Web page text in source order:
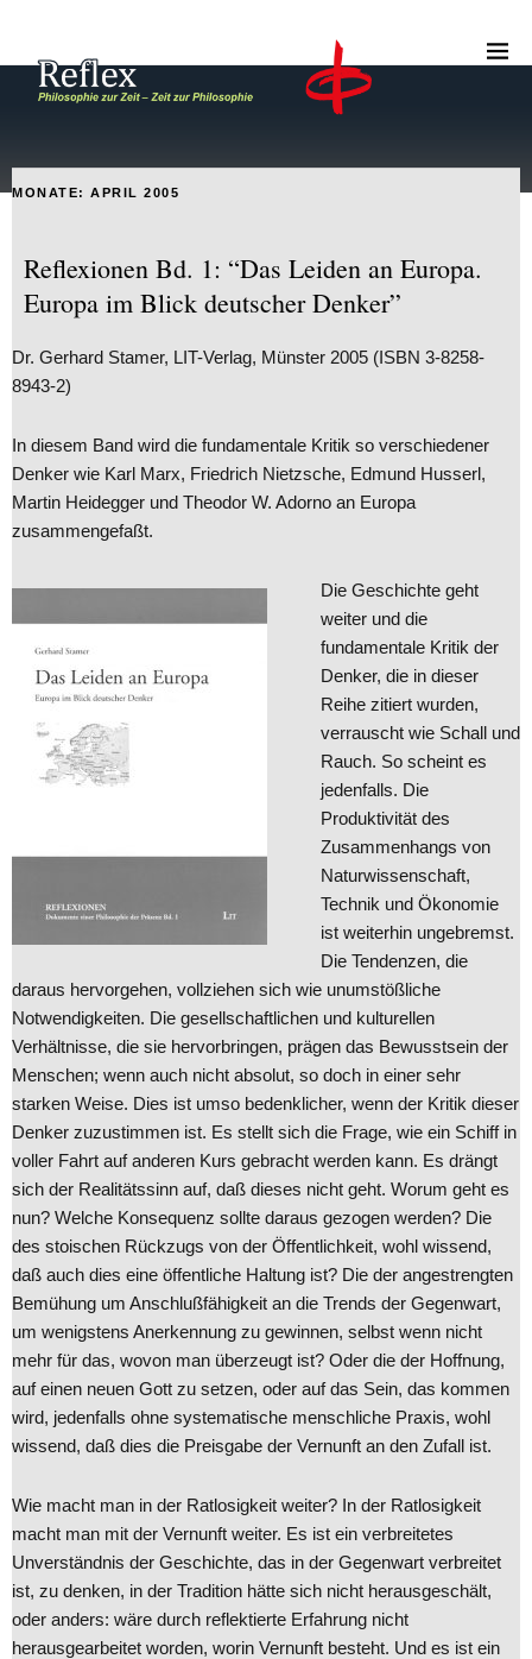
MONATE: APRIL 2005
Reflexionen Bd. 1: “Das Leiden an Europa.
Europa im Blick deutscher Denker”
Dr. Gerhard Stamer, LIT-Verlag, Münster 2005 (ISBN 3-8258-
8943-2)
In diesem Band wird die fundamentale Kritik so verschiedener
Denker wie Karl Marx, Friedrich Nietzsche, Edmund Husserl,
Martin Heidegger und Theodor W. Adorno an Europa
zusammengefaßt.
Die Geschichte geht
weiter und die
fundamentale Kritik der
Denker, die in dieser
Reihe zitiert wurden,
verrauscht wie Schall und
Rauch. So scheint es
jedenfalls. Die
Produktivität des
Zusammenhangs von
Naturwissenschaft,
Technik und Ökonomie
ist weiterhin ungebremst.
Die Tendenzen, die
daraus hervorgehen, vollziehen sich wie unumstößliche
Notwendigkeiten. Die gesellschaftlichen und kulturellen
Verhältnisse, die sie hervorbringen, prägen das Bewusstsein der
Menschen; wenn auch nicht absolut, so doch in einer sehr
starken Weise. Dies ist umso bedenklicher, wenn der Kritik dieser
Denker zuzustimmen ist. Es stellt sich die Frage, wie ein Schiff in
voller Fahrt auf anderen Kurs gebracht werden kann. Es drängt
sich der Realitätssinn auf, daß dieses nicht geht. Worum geht es
nun? Welche Konsequenz sollte daraus gezogen werden? Die
des stoischen Rückzugs von der Öffentlichkeit, wohl wissend,
daß auch dies eine öffentliche Haltung ist? Die der angestrengten
Bemühung um Anschlußfähigkeit an die Trends der Gegenwart,
um wenigstens Anerkennung zu gewinnen, selbst wenn nicht
mehr für das, wovon man überzeugt ist? Oder die der Hoffnung,
auf einen neuen Gott zu setzen, oder auf das Sein, das kommen
wird, jedenfalls ohne systematische menschliche Praxis, wohl
wissend, daß dies die Preisgabe der Vernunft an den Zufall ist.
Wie macht man in der Ratlosigkeit weiter? In der Ratlosigkeit
macht man mit der Vernunft weiter. Es ist ein verbreitetes
Unverständnis der Geschichte, das in der Gegenwart verbreitet
ist, zu denken, in der Tradition hätte sich nicht herausgeschält,
oder anders: wäre durch reflektierte Erfahrung nicht
herausgearbeitet worden, worin Vernunft besteht. Und es ist ein